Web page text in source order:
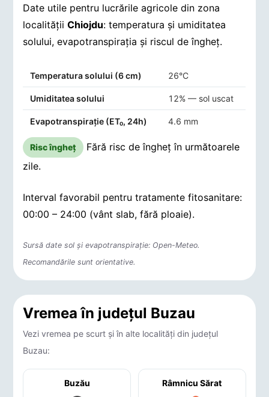
Date utile pentru lucrările agricole din zona
localitățiiChiojdu: temperatura și umiditatea
solului, evapotranspirația și riscul de îngheț.
Indicatori agro-meteorologici pentru Chiojdu
Temperatura solului (6 cm) 26°C
Umiditatea solului 12% — sol uscat
Evapotranspirație (ET₀, 24h) 4.6 mm
Risc îngheț
Fără risc de îngheț în următoarele
zile.
Interval favorabil pentru tratamente fitosanitare:
00:00 – 24:00 (vânt slab, fără ploaie).
Sursă date sol și evapotranspirație: Open-Meteo.
Recomandările sunt orientative.
Vremea în județul Buzau
Vezi vremea pe scurt și în alte localități din județul
Buzau:
Buzău Râmnicu Sărat